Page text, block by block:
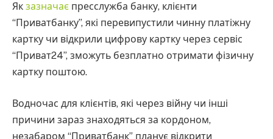
Як зазначає пресслужба банку, клієнти
“Приватбанку”, які перевипустили чинну платіжну
картку чи відкрили цифрову картку через сервіс
“Приват24”, зможуть безплатно отримати фізичну
картку поштою.
Водночас для клієнтів, які через війну чи інші
причини зараз знаходяться за кордоном,
незабаром “Приватбанк” планує відкрити